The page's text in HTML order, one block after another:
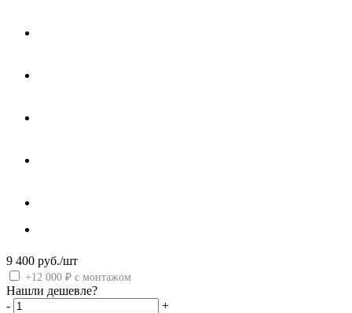
9 400 руб./шт
+12 000 ₽ с монтажом
Нашли дешевле?
-
+